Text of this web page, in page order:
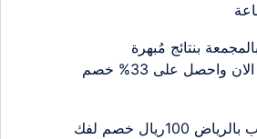
بنتائج مُبهرة
100%اتصل بنا الان واحصل على 33% خصم
نجار فك وتركيب بالرياض 100ريال خصم لفك